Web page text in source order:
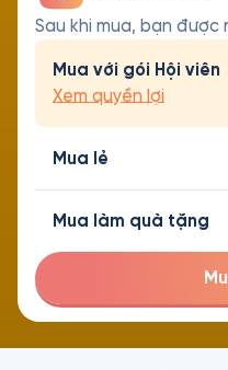
Sau khi mua, bạn được
Mua với gói Hội viên
Xem quyền lợi
Mua lẻ
Mua làm quà tặng